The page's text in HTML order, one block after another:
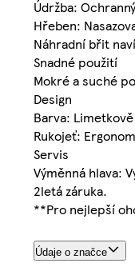
Údržba:
Hřeben:
Náhradní břit
Snadné použití
Mokré a suché
Design
Barva:
Rukojeť:
Servis
Výměnná hlava:
2letá záruka.
**Pro nejlepší
Údaje o značce